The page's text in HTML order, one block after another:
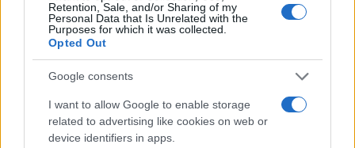
Retention, Sale, and/or Sharing of my
Personal Data that Is Unrelated with the
Purposes for which it was collected.
Opted Out
Google consents
I want to allow Google to enable storage
related to advertising like cookies on web or
device identifiers in apps.
recupero. Se compare dolore acuto o persistente, è
prudente consultare un professionista del
movimento per una valutazione individuale.
Stile e motivazione: misurare i progressi
con classe